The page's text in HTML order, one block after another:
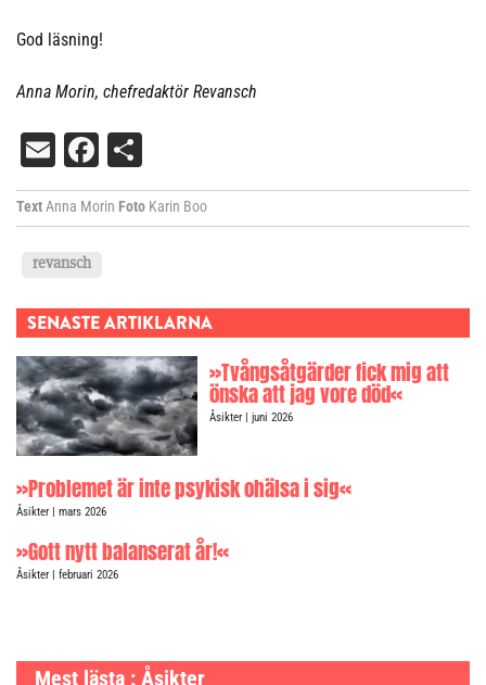
God läsning!
Anna Morin, chefredaktör Revansch
EmailFacebook
TextAnna Morin Foto Karin Boo
revansch
SENASTE ARTIKLARNA
»Tvångsåtgärder fick mig att
önska att jag vore död«
Åsikter| juni 2026
»Problemet är inte psykisk ohälsa i sig«
Åsikter | mars 2026
»Gott nytt balanserat år!«
Åsikter | februari 2026
Mest lästa : Åsikter